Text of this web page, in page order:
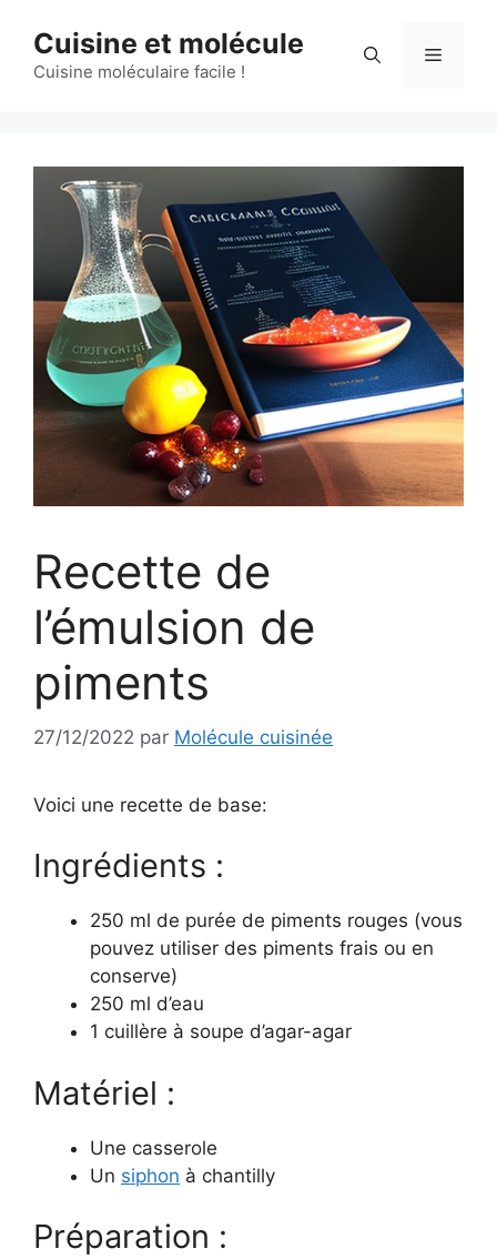
contenu
Cuisine et molécule
Cuisine moléculaire facile !
Menu
Recette de
l’émulsion de
piments
27/12/2022 par Molécule cuisinée
Voici une recette de base:
Ingrédients :
250 ml de purée de piments rouges (vous
pouvez utiliser des piments frais ou en
conserve)
250 ml d’eau
1 cuillère à soupe d’agar-agar
Matériel :
Une casserole
Un siphon à chantilly
Préparation :